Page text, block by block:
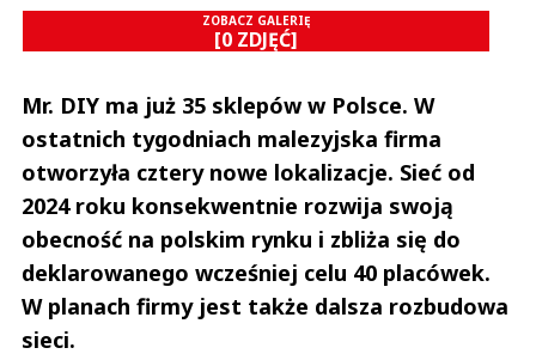
ZOBACZ GALERIĘ
[0 ZDJĘĆ]
Mr. DIY ma już 35 sklepów w Polsce. W
ostatnich tygodniach malezyjska firma
otworzyła cztery nowe lokalizacje. Sieć od
2024 roku konsekwentnie rozwija swoją
obecność na polskim rynku i zbliża się do
deklarowanego wcześniej celu 40 placówek.
W planach firmy jest także dalsza rozbudowa
sieci.